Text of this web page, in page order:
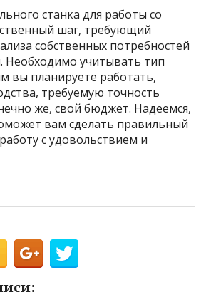
станка для работы со
шаг, требующий
собственных потребностей
Необходимо учитывать тип
вы планируете работать,
требуемую точность
же, свой бюджет. Надеемся,
вам сделать правильный
с удовольствием и